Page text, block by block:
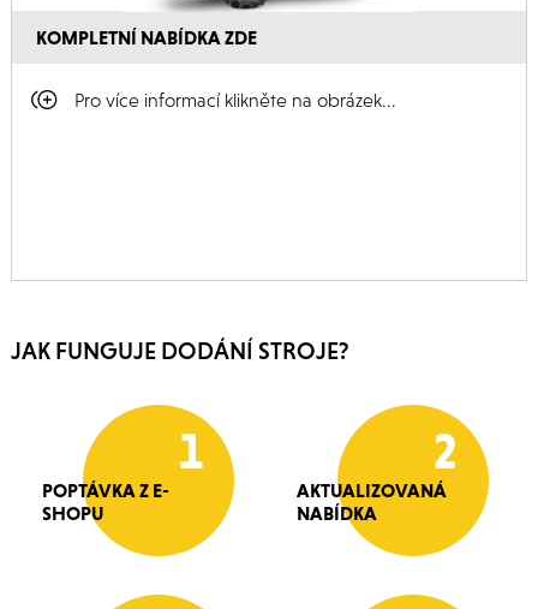
KOMPLETNÍ NABÍDKA ZDE
Pro více informací klikněte na obrázek...
JAK FUNGUJE DODÁNÍ STROJE?
1
POPTÁVKA Z E-
SHOPU
2
AKTUALIZOVANÁ
NABÍDKA